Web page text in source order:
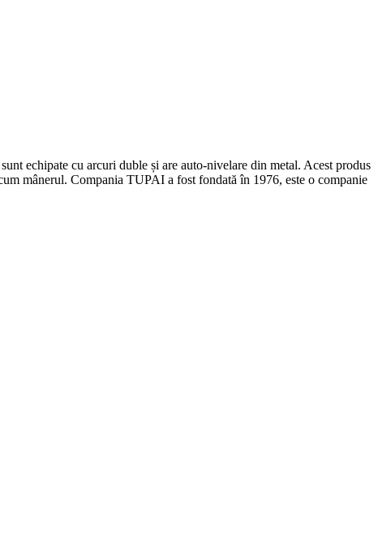
echipate cu arcuri duble și are auto-nivelare din metal. Acest produs
mânerul. Compania TUPAI a fost fondată în 1976, este o companie